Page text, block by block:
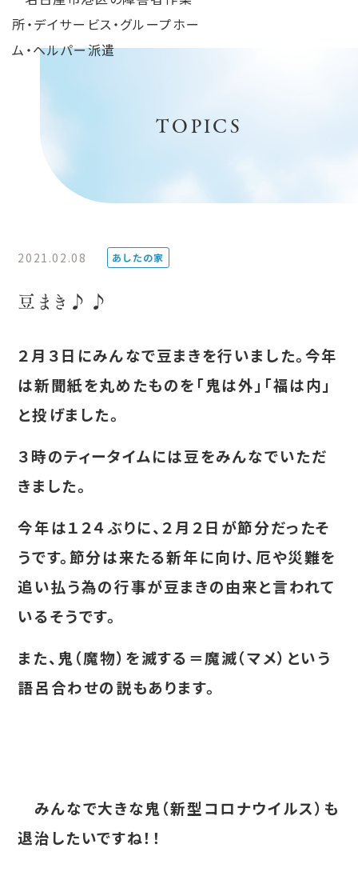
TOPICS
2021.02.08 あしたの家
豆まき♪♪
２月３日にみんなで豆まきを行いました。今年
は新聞紙を丸めたものを「鬼は外」「福は内」
と投げました。
３時のティータイムには豆をみんなでいただ
きました。
今年は１２４ぶりに、２月２日が節分だったそ
うです。節分は来たる新年に向け、厄や災難を
追い払う為の行事が豆まきの由来と言われて
いるそうです。
また、鬼（魔物）を滅する＝魔滅（マメ）という
語呂合わせの説もあります。
みんなで大きな鬼（新型コロナウイルス）も
退治したいですね！！